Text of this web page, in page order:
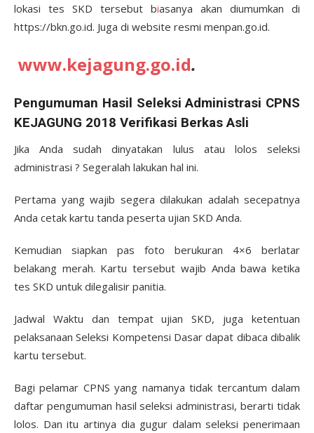
lokasi tes SKD tersebut biasanya akan diumumkan di
https://bkn.go.id. Juga di website resmi menpan.go.id.
www.kejagung.go.id.
Pengumuman Hasil Seleksi Administrasi CPNS
KEJAGUNG 2018 Verifikasi Berkas Asli
Jika Anda sudah dinyatakan lulus atau lolos seleksi
administrasi ? Segeralah lakukan hal ini.
Pertama yang wajib segera dilakukan adalah secepatnya
Anda cetak kartu tanda peserta ujian SKD Anda.
Kemudian siapkan pas foto berukuran 4×6 berlatar
belakang merah. Kartu tersebut wajib Anda bawa ketika
tes SKD untuk dilegalisir panitia.
Jadwal Waktu dan tempat ujian SKD, juga ketentuan
pelaksanaan Seleksi Kompetensi Dasar dapat dibaca dibalik
kartu tersebut.
Bagi pelamar CPNS yang namanya tidak tercantum dalam
daftar pengumuman hasil seleksi administrasi, berarti tidak
lolos. Dan itu artinya dia gugur dalam seleksi penerimaan